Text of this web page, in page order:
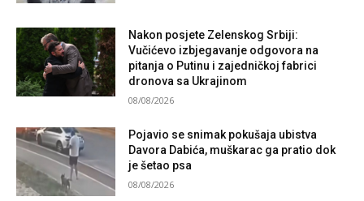
Nakon posjete Zelenskog Srbiji:
Vučićevo izbjegavanje odgovora na
pitanja o Putinu i zajedničkoj fabrici
dronova sa Ukrajinom
08/08/2026
Pojavio se snimak pokušaja ubistva
Davora Dabića, muškarac ga pratio dok
je šetao psa
08/08/2026